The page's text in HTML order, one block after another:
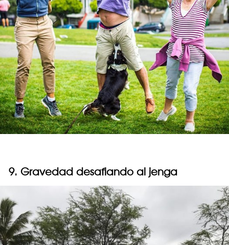
9. Gravedad desafiando al jenga